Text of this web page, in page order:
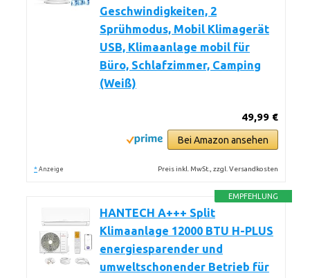
Geschwindigkeiten, 2
Sprühmodus, Mobil Klimagerät
USB, Klimaanlage mobil für
Büro, Schlafzimmer, Camping
(Weiß)
49,99 €
Bei Amazon ansehen
* Anzeige Preis inkl. MwSt., zzgl. Versandkosten
EMPFEHLUNG
HANTECH A+++ Split
Klimaanlage 12000 BTU H-PLUS
energiesparender und
umweltschonender Betrieb für